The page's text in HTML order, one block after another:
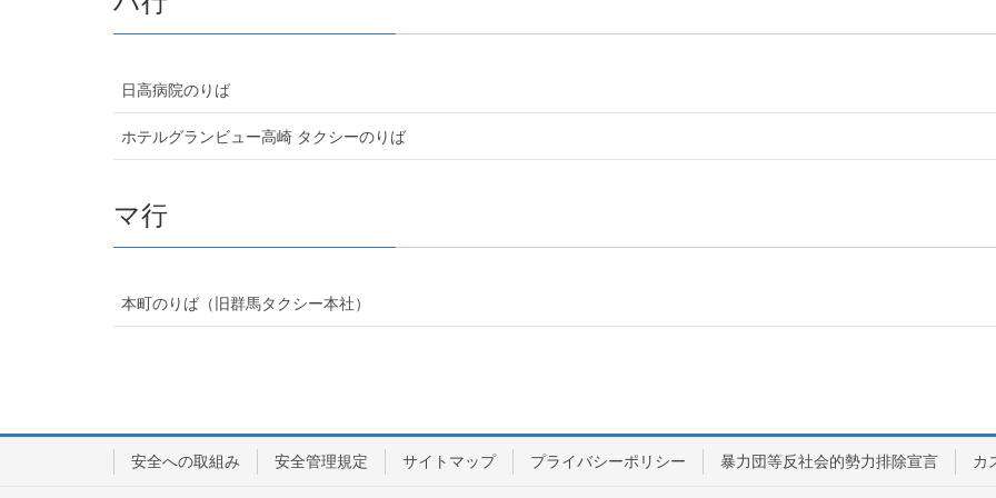
日高病院のりば
ホテルグランビュー高崎 タクシーのりば
マ行
本町のりば（旧群馬タクシー本社）
安全への取組み 安全管理規定 サイトマップ プライバシーポリシー 暴力団等反社会的勢力排除宣言 カ